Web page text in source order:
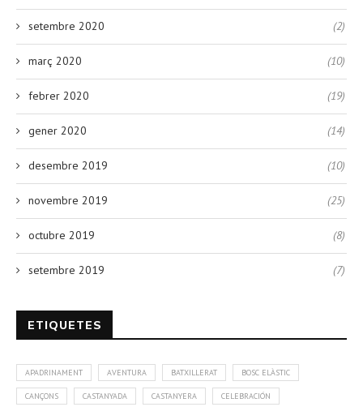
setembre 2020 (2)
març 2020 (10)
febrer 2020 (19)
gener 2020 (14)
desembre 2019 (10)
novembre 2019 (25)
octubre 2019 (8)
setembre 2019 (7)
ETIQUETES
APADRINAMENT AVENTURA BATXILLERAT BOSC ELÀSTIC
CANÇONS CASTANYADA CASTANYERA CELEBRACIÓN